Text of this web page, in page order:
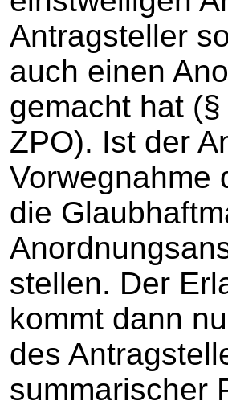
Antragsteller
auch einen
gemacht hat
ZPO). Ist der
Vorwegnahme
die
stellen. Der
kommt dann
des
summarischer